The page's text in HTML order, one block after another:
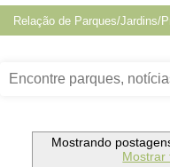
Mostrando
Mostrar